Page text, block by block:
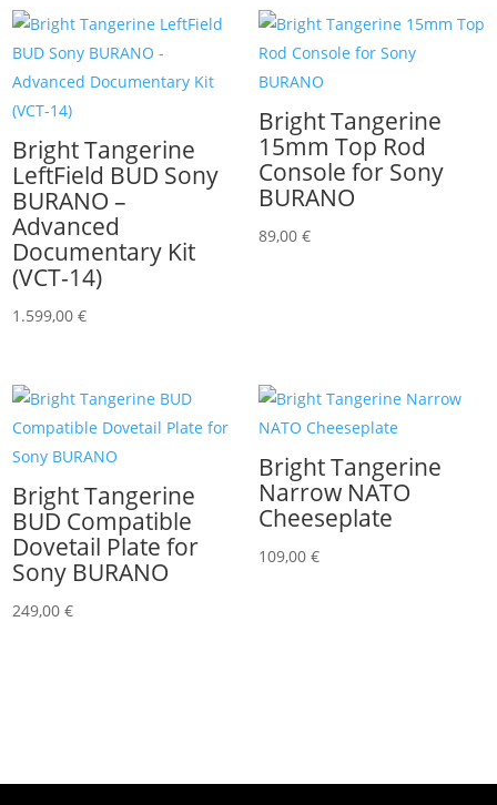
Bright Tangerine
LeftField BUD Sony
BURANO –
Advanced
Documentary Kit
(VCT-14)
1.599,00€
Bright Tangerine
15mm Top Rod
Console for Sony
BURANO
89,00 €
Bright Tangerine
BUD Compatible
Dovetail Plate for
Sony BURANO
249,00€
Bright Tangerine
Narrow NATO
Cheeseplate
109,00 €